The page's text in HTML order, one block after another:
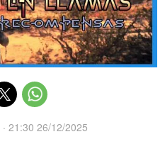
· 21:30 26/12/2025